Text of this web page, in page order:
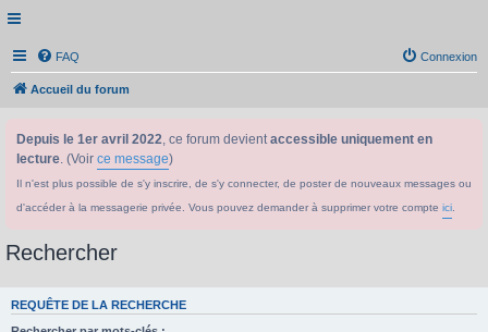
FAQ Connexion
Accueil du forum
Depuis le 1er avril 2022, ce forum devientaccessible uniquement en
lecture. (Voir ce message)
Il n'est plus possible de s'y inscrire, de s'y connecter, de poster de nouveaux messages ou
d'accéder à la messagerie privée. Vous pouvez demander à supprimer votre compte ici
Rechercher
REQUÊTE DE LA RECHERCHE